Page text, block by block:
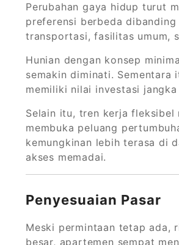
Perubahan gaya hidup turut
preferensi berbeda
transportasi, fasilitas umum,
Hunian dengan konsep
semakin diminati.
memiliki nilai investasi
Selain itu, tren kerja
membuka peluang
kemungkinan lebih terasa di
akses memadai.
Penyesuaian Pasar
Meski permintaan tetap ada,
besar, apartemen sempat